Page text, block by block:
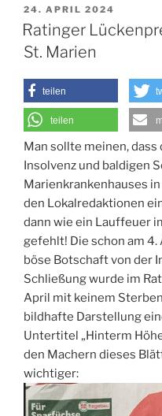
VERÖFFENTLICHT
AM
24. APRIL 2024
Ratinger
St. Marien
teilen
teilen
Man sollte meinen,
Insolvenz und baldigen
Marienkrankenhauses
den Lokalredaktionen
dann wie ein Lauffeuer
gefehlt! Die schon am
böse Botschaft von der
Schließung wurde im
April mit keinem
bildhafte Darstellung
Untertitel „Hinterm
den Machern dieses
wichtiger: